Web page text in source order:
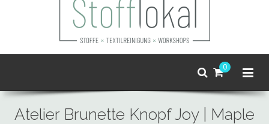
0
Atelier Brunette Knopf Joy | Maple